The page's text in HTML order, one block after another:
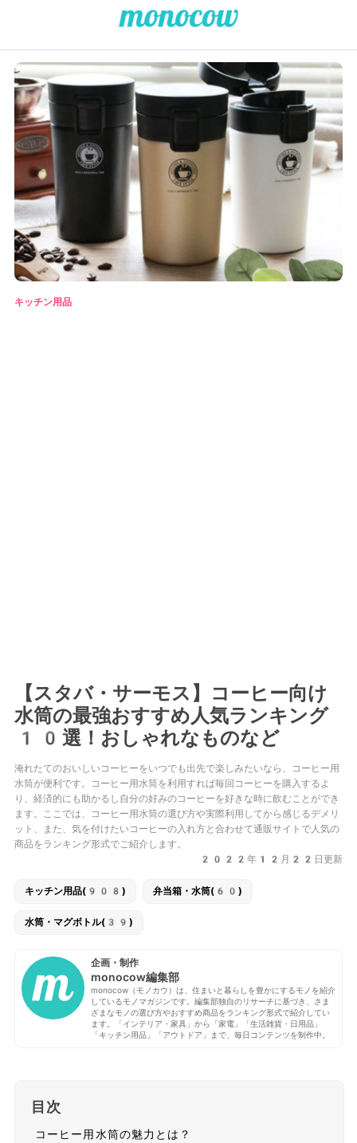
キッチン用品
【スタバ・サーモス】コーヒー向け
水筒の最強おすすめ人気ランキング
10選！おしゃれなものなど
淹れたてのおいしいコーヒーをいつでも出先で楽しみたいなら、コーヒー用
水筒が便利です。コーヒー用水筒を利用すれば毎回コーヒーを購入するよ
り、経済的にも助かるし自分の好みのコーヒーを好きな時に飲むことができ
ます。ここでは、コーヒー用水筒の選び方や実際利用してから感じるデメリ
ット、また、気を付けたいコーヒーの入れ方と合わせて通販サイトで人気の
商品をランキング形式でご紹介します。
2022年12月22日更新
キッチン用品(908) 弁当箱・水筒(60)
水筒・マグボトル(39)
企画・制作
monocow編集部
monocow（モノカウ）は、住まいと暮らしを豊かにするモノを紹介
しているモノマガジンです。編集部独自のリサーチに基づき、さま
ざまなモノの選び方やおすすめ商品をランキング形式で紹介してい
ます。「インテリア・家具」から「家電」「生活雑貨・日用品」
「キッチン用品」「アウトドア」まで、毎日コンテンツを制作中。
目次
コーヒー用水筒の魅力とは？